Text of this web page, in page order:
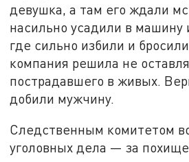
девушка, а там его ждали
насильно усадили в машину
где сильно избили и
компания решила не
пострадавшего в живых.
добили мужчину.
Следственным комитетом
уголовных дела — за